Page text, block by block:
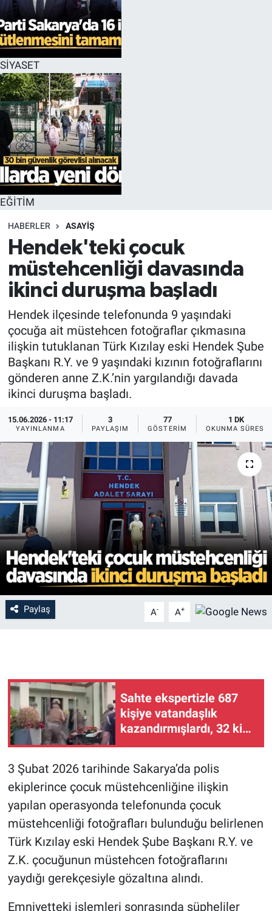
SİYASET
EĞİTİM
HABERLER ASAYİŞ
Hendek'teki çocuk
müstehcenliği davasında
ikinci duruşma başladı
Hendek ilçesinde telefonunda 9 yaşındaki
çocuğa ait müstehcen fotoğraflar çıkmasına
ilişkin tutuklanan Türk Kızılay eski Hendek Şube
Başkanı R.Y. ve 9 yaşındaki kızının fotoğraflarını
gönderen anne Z.K.’nin yargılandığı davada
ikinci duruşma başladı.
15.06.2026 - 11:17
YAYINLANMA
3
PAYLAŞIM
77
GÖSTERIM
1 DK
OKUNMA SÜRESI
Paylaş A- A+
Sahte ekspertizle 687
kişiye vatandaşlık
kazandırmışlardı, 32 kişi
tutuklandı
3 Şubat 2026 tarihinde Sakarya’da polis
ekiplerince çocuk müstehcenliğine ilişkin
yapılan operasyonda telefonunda çocuk
müstehcenliği fotoğrafları bulunduğu belirlenen
Türk Kızılay eski Hendek Şube Başkanı R.Y. ve
Z.K. çocuğunun müstehcen fotoğraflarını
yaydığı gerekçesiyle gözaltına alındı.
Emniyetteki işlemleri sonrasında şüpheliler
EĞİTİM
ÖZEL HABER
HALK54 PANORAMA